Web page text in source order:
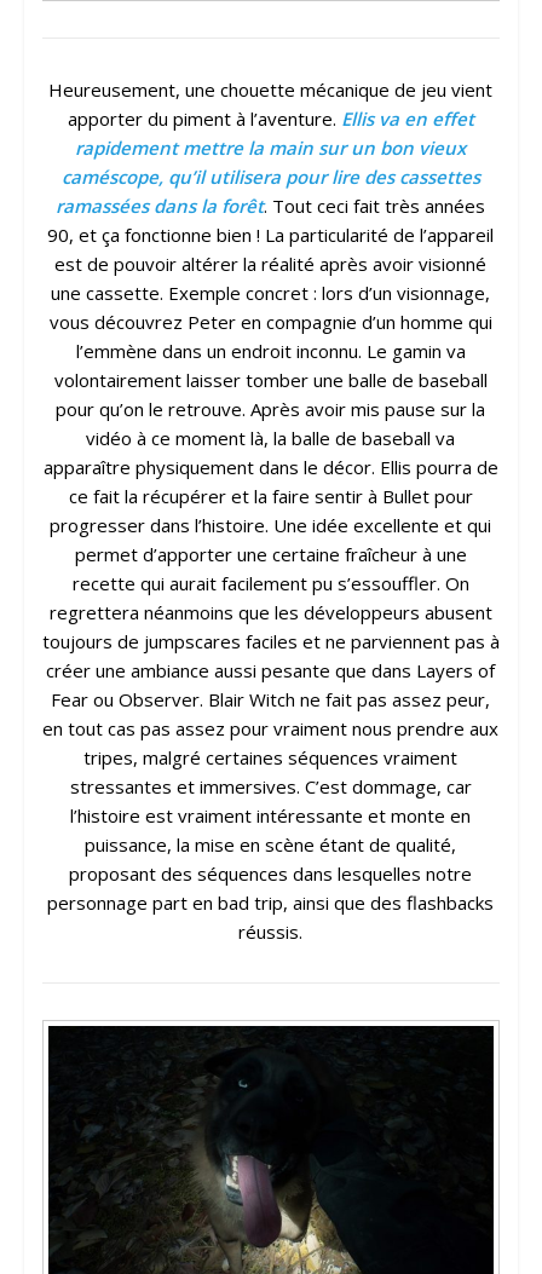
Heureusement, une chouette mécanique de jeu vient
apporter du piment à l’aventure. Ellis va en effet
rapidement mettre la main sur un bon vieux
caméscope, qu’il utilisera pour lire des cassettes
ramassées dans la forêt. Tout ceci fait très années
90, et ça fonctionne bien ! La particularité de l’appareil
est de pouvoir altérer la réalité après avoir visionné
une cassette. Exemple concret : lors d’un visionnage,
vous découvrez Peter en compagnie d’un homme qui
l’emmène dans un endroit inconnu. Le gamin va
volontairement laisser tomber une balle de baseball
pour qu’on le retrouve. Après avoir mis pause sur la
vidéo à ce moment là, la balle de baseball va
apparaître physiquement dans le décor. Ellis pourra de
ce fait la récupérer et la faire sentir à Bullet pour
progresser dans l’histoire. Une idée excellente et qui
permet d’apporter une certaine fraîcheur à une
recette qui aurait facilement pu s’essouffler. On
regrettera néanmoins que les développeurs abusent
toujours de jumpscares faciles et ne parviennent pas à
créer une ambiance aussi pesante que dans Layers of
Fear ou Observer. Blair Witch ne fait pas assez peur,
en tout cas pas assez pour vraiment nous prendre aux
tripes, malgré certaines séquences vraiment
stressantes et immersives. C’est dommage, car
l’histoire est vraiment intéressante et monte en
puissance, la mise en scène étant de qualité,
proposant des séquences dans lesquelles notre
personnage part en bad trip, ainsi que des flashbacks
réussis.